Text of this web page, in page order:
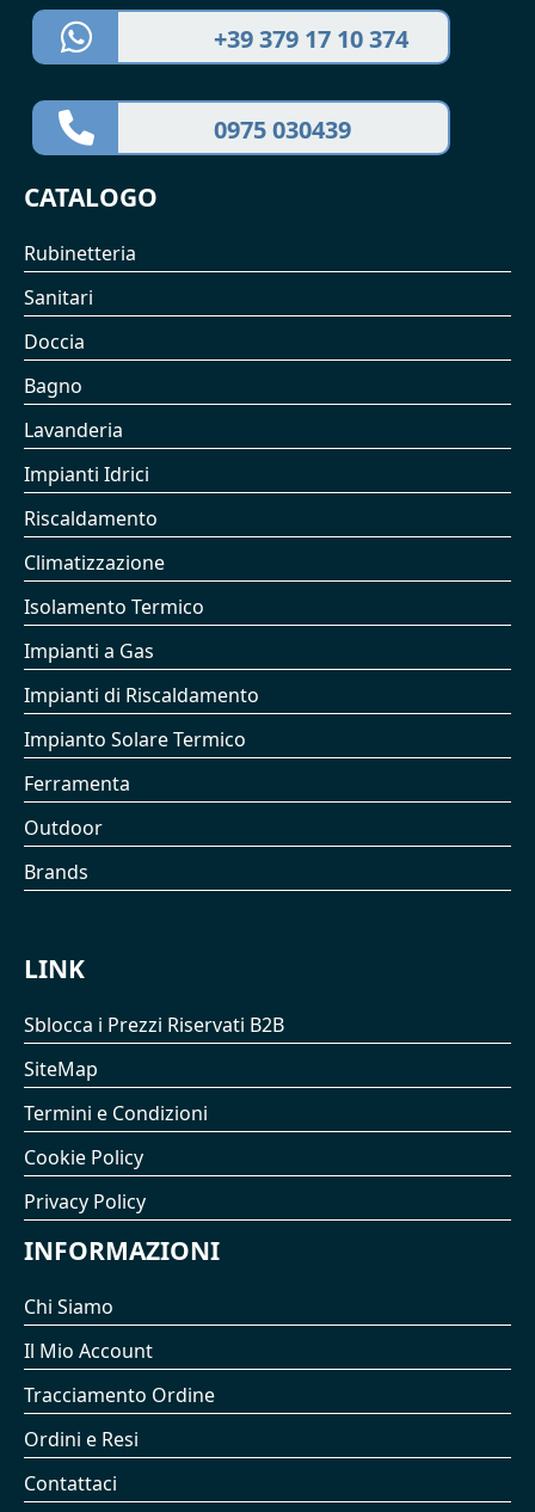
+39 379 17 10 374
0975 030439
CATALOGO
Rubinetteria
Sanitari
Doccia
Bagno
Lavanderia
Impianti Idrici
Riscaldamento
Climatizzazione
Isolamento Termico
Impianti a Gas
Impianti di Riscaldamento
Impianto Solare Termico
Ferramenta
Outdoor
Brands
LINK
Sblocca i Prezzi Riservati B2B
SiteMap
Termini e Condizioni
Cookie Policy
Privacy Policy
INFORMAZIONI
Chi Siamo
Il Mio Account
Tracciamento Ordine
Ordini e Resi
Contattaci